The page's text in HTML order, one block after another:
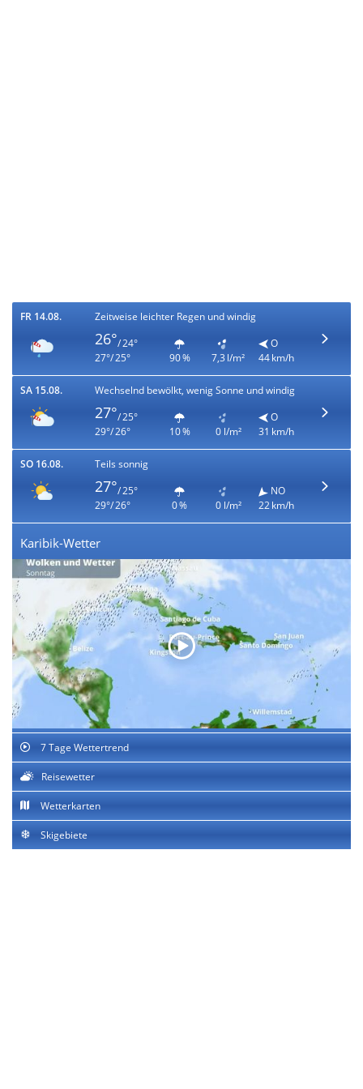
FR 14.08. Zeitweise leichter Regen und windig
26°/ 24°
27°/ 25°
90 % 7,3 l/m²
O
44 km/h
SA 15.08. Wechselnd bewölkt, wenig Sonne und windig
27°/ 25°
29°/ 26°
10 % 0 l/m²
O
31 km/h
SO 16.08. Teils sonnig
27°/ 25°
29°/ 26°
0 % 0 l/m²
NO
22 km/h
Karibik-Wetter
7 Tage Wettertrend
Reisewetter
Wetterkarten
Skigebiete